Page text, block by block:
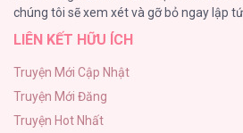
Đầm Sen Héo Úa
Phạm Luật
88
chúng tôi sẽ xem xét và gỡ bỏ ngay lập
LIÊN KẾT HỮU ÍCH
Truyện Mới Cập Nhật
Truyện Mới Đăng
Truyện Hot Nhất